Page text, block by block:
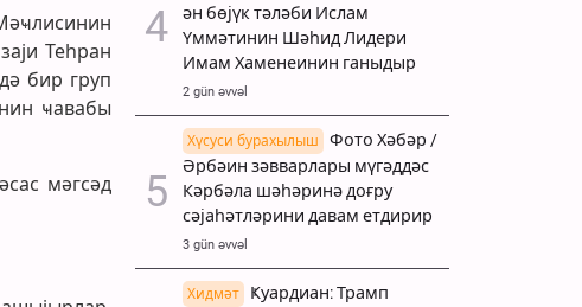
Теһран
бир груп
ҹавабы
мәгсәд
ән бөјүк тәләби Ислам
Үммәтинин Шәһид Лидери
Имам Хаменеинин ганыдыр
2 gün əvvəl
Хүсуси бурахылыш
Фото Хәбәр /
Әрбәин зәвварлары мүгәддәс
Кәрбәла шәһәринә доғру
сәјаһәтләрини давам етдирир
3 gün əvvəl
Хидмәт
Ҝуардиан: Трамп